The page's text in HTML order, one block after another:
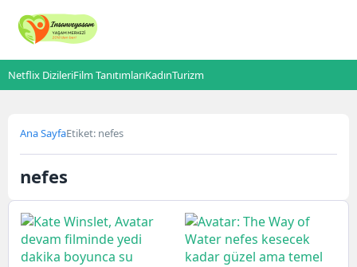
Netflix DizileriFilm TanıtımlarıKadınTurizm
Ana SayfaEtiket: nefes
nefes